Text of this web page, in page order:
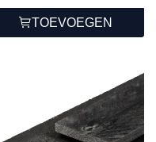
TOEVOEGEN